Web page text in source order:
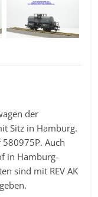
der
Sitz in Hamburg.
Auch
in Hamburg-
sind mit REV AK